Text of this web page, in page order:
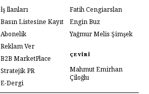
İş İlanları
Basın Listesine Kayıt
Abonelik
Reklam Ver
B2B MarketPlace
Stratejik PR
E-Dergi
Fatih Cengiarslan
Engin Buz
Yağmur Melis Şimşek
ÇEVIRI
Mahmut Emirhan
Çiloğlu